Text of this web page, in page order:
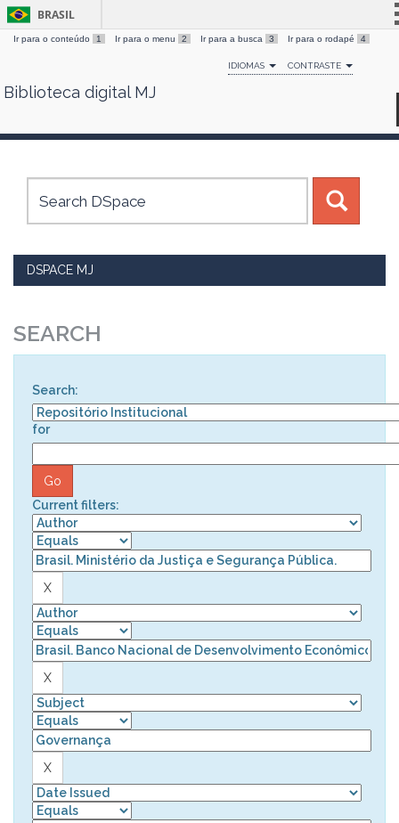
Skip
BRASIL
Simplifique!
Comunica BR
Canais
Ir para o conteúdo 1 Ir para o menu 2 Ir para a busca 3 Ir para o rodapé 4
IDIOMAS CONTRASTE
Biblioteca digital MJ
DSPACE MJ
SEARCH
Search:
for
Current filters: